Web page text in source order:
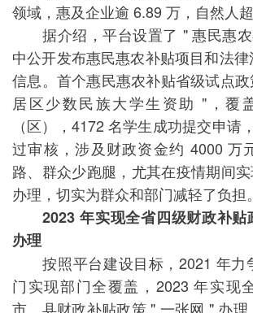
领域，惠及企业逾 6.89 万，自然人超
据介绍，平台设置了 " 惠民惠农
中公开发布惠民惠农补贴项目和法
信息。首个惠民惠农补贴省级试点
居区少数民族大学生资助 "，覆
（区），4172 名学生成功提交申请
过审核，涉及财政资金约 4000 万
路、群众少跑腿，尤其在疫情期间
办理，切实为群众和部门减轻了负担。
2023 年实现全省四级财政补
办理
按照平台建设目标，2021 年力
门实现部门全覆盖，2023 年实现
市、县财政补贴政策 " 一张网 " 办